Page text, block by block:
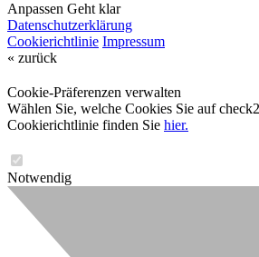
Anpassen Geht klar
Datenschutzerklärung
Cookierichtlinie Impressum
« zurück
Cookie-Präferenzen verwalten
Wählen Sie, welche Cookies Sie auf
Cookierichtlinie finden Sie hier.
Notwendig